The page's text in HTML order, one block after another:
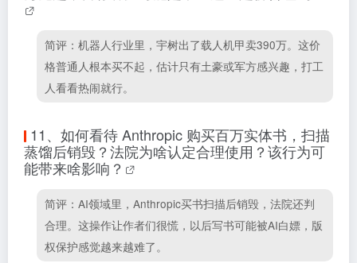
简评：机器人行业里，宇树出了载人机甲卖390万。这价
格普通人根本买不起，估计只有土豪或军方感兴趣，打工
人看看热闹就行。
11、 如何看待 Anthropic 购买百万实体书，扫描
蒸馏后销毁？法院为啥认定合理使用？该行为可
能带来啥影响？
简评：AI领域里，Anthropic买书扫描后销毁，法院还判
合理。这操作让作者们很慌，以后写书可能被AI白嫖，版
权保护感觉越来越难了。